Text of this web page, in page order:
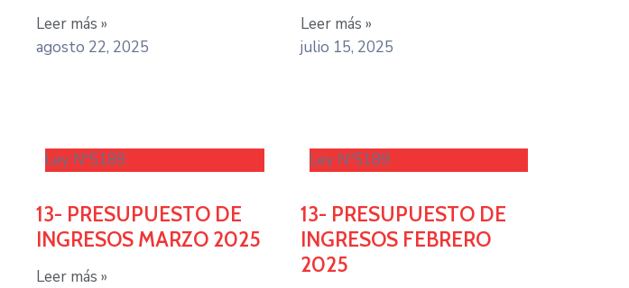
Leer más »
agosto 22, 2025
Leer más »
julio 15, 2025
Ley Nº5189
13- PRESUPUESTO DE
INGRESOS MARZO 2025
Leer más »
Ley Nº5189
13- PRESUPUESTO DE
INGRESOS FEBRERO
2025